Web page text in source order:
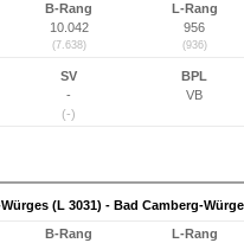
B-Rang
10.042
(7.638)
L-Rang
956
(936)
SV
-
(-)
BPL
VB
(L 3031) - Bad Camberg-
B-Rang
L-Rang